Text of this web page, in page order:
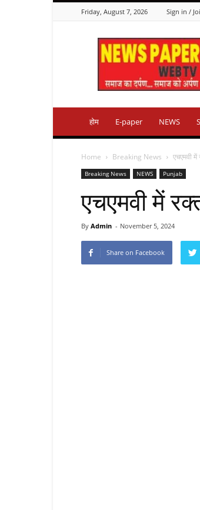
Friday, August 7, 2026 Sign in /
Punjab
Reflection
होम E-paper NEWS
Home Breaking News एचएमवी
Breaking News NEWS Punjab
एचएमवी में
By Admin - November 5, 2024
Share on Facebook